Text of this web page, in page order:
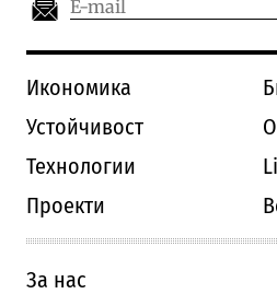
Икономика
Устойчивост
Технологии
Проекти
За нас